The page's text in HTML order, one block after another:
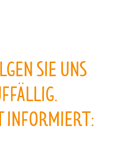
SIE UNS
INFORMIERT: